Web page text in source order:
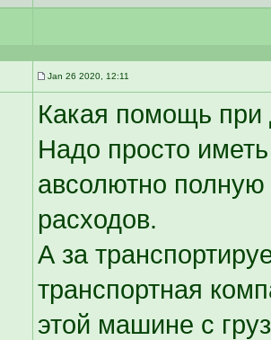
Jan 26 2020, 12:11
Какая помощь
Надо просто
авсолютно полную
расходов.
А за
транспортная
этой машине с